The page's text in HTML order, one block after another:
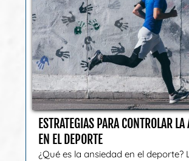
ESTRATEGIAS PARA CONTROLAR
EN EL DEPORTE
¿Qué es la ansiedad en el deporte?